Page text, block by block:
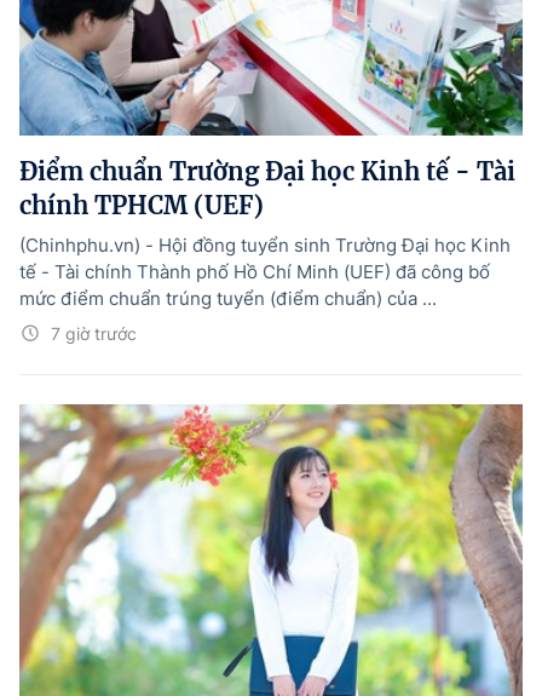
Điểm chuẩn Trường Đại học Kinh tế - Tài
chính TPHCM (UEF)
7 giờ trước
(Chinhphu.vn) - Hội đồng tuyển sinh Trường Đại học Kinh
tế - Tài chính Thành phố Hồ Chí Minh (UEF) đã công bố
mức điểm chuẩn trúng tuyển (điểm chuẩn) của ...